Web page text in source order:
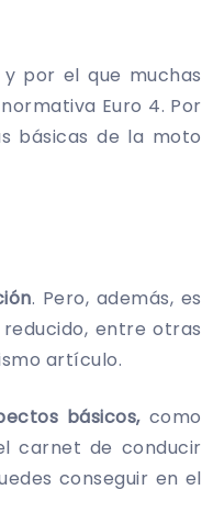
por el que muchas
Euro 4. Por
básicas de la moto
. Pero, además, es
entre otras
artículo.
básicos,como
carnet de conducir
conseguir en el